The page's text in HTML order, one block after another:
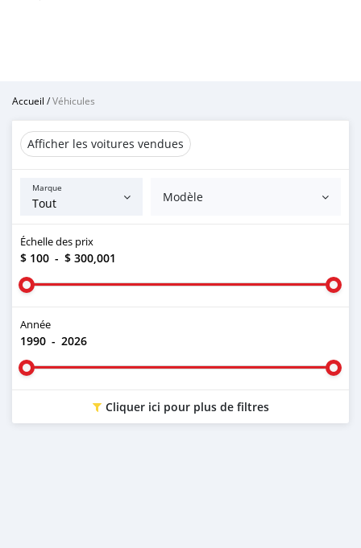
Accueil /Véhicules
Afficher les voitures vendues
Marque
Modèle
Échelle des prix
$ 100 - $ 300,001
Année
1990 - 2026
Cliquer ici pour plus de filtres